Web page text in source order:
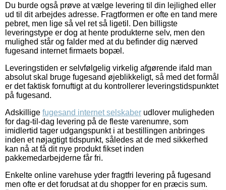
Du burde også prøve at vælge levering til din lejlighed eller
ud til dit arbejdes adresse. Fragtformen er ofte en tand mere
pebret, men lige så vel ret så ligetil. Den billigste
leveringstype er dog at hente produkterne selv, men den
mulighed står og falder med at du befinder dig nærved
fugesand internet firmaets bopæl.
Leveringstiden er selvfølgelig virkelig afgørende ifald man
absolut skal bruge fugesand øjeblikkeligt, så med det formål
er det faktisk fornuftigt at du kontrollerer leveringstidspunktet
på fugesand.
Adskillige fugesand internet selskaber udlover muligheden
for dag-til-dag levering på de fleste varenumre, som
imidlertid tager udgangspunkt i at bestillingen anbringes
inden et nøjagtigt tidspunkt, således at de med sikkerhed
kan nå at få dit nye produkt fikset inden
pakkemedarbejderne får fri.
Enkelte online varehuse yder fragtfri levering på fugesand
men ofte er det forudsat at du shopper for en præcis sum.